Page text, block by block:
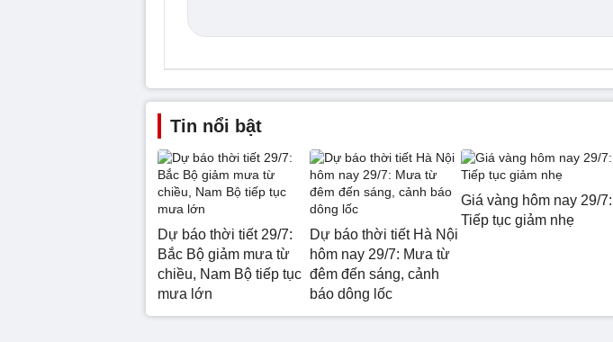
Tin nổi bật
Dự báo thời tiết 29/7:
Bắc Bộ giảm mưa từ
chiều, Nam Bộ tiếp tục
mưa lớn
Dự báo thời tiết Hà Nội
hôm nay 29/7: Mưa từ
đêm đến sáng, cảnh
báo dông lốc
Giá vàng hôm nay 29/7:
Tiếp tục giảm nhẹ